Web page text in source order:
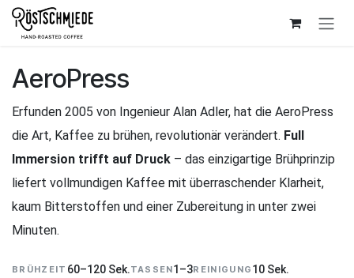
Zum Inhalt springen
AeroPress
Erfunden 2005 von Ingenieur Alan Adler, hat die AeroPress
die Art, Kaffee zu brühen, revolutionär verändert. Full
Immersion trifft auf Druck – das einzigartige Brühprinzip
liefert vollmundigen Kaffee mit überraschender Klarheit,
kaum Bitterstoffen und einer Zubereitung in unter zwei
Minuten.
BRÜHZEIT 60–120 Sek.TASSEN1–3REINIGUNG 10 Sek.